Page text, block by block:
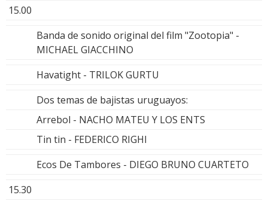
15.00
Banda de sonido original del film "Zootopia" -
MICHAEL GIACCHINO
Havatight - TRILOK GURTU
Dos temas de bajistas uruguayos:
Arrebol - NACHO MATEU Y LOS ENTS
Tin tin - FEDERICO RIGHI
Ecos De Tambores - DIEGO BRUNO CUARTETO
15.30